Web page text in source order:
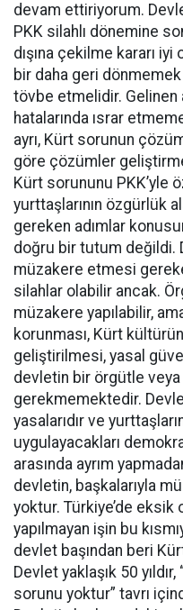
devam ettiriyorum.
PKK silahlı dönemine
dışına çekilme kararı
bir daha geri
tövbe etmelidir.
hatalarında ısrar
ayrı, Kürt sorunun
göre çözümler
Kürt sorununu PKK’yle
yurttaşlarının özgürlük
gereken adımlar
doğru bir tutum değildi.
müzakere etmesi
silahlar olabilir ancak.
müzakere yapılabilir,
korunması, Kürt
geliştirilmesi, yasal
devletin bir örgütle
gerekmemektedir.
yasalarıdır ve
uygulayacakları
arasında ayrım
devletin, başkalarıyla
yoktur. Türkiye’de eksik
yapılmayan işin bu
devlet başından beri
Devlet yaklaşık 50
sorunu yoktur” tavrı